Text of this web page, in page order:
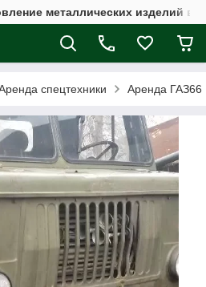
металлических изделий в
спецтехники Аренда ГАЗ66